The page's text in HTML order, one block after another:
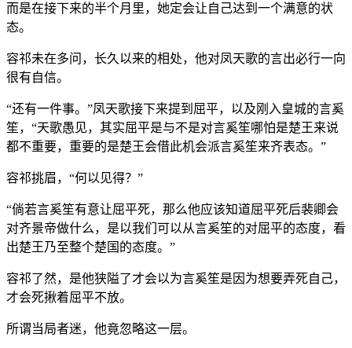
而是在接下来的半个月里，她定会让自己达到一个满意的状
态。
容祁未在多问，长久以来的相处，他对凤天歌的言出必行一向
很有自信。
“还有一件事。”凤天歌接下来提到屈平，以及刚入皇城的言奚
笙，“天歌愚见，其实屈平是与不是对言奚笙哪怕是楚王来说
都不重要，重要的是楚王会借此机会派言奚笙来齐表态。”
容祁挑眉，“何以见得？”
“倘若言奚笙有意让屈平死，那么他应该知道屈平死后裴卿会
对齐景帝做什么，是以我们可以从言奚笙的对屈平的态度，看
出楚王乃至整个楚国的态度。”
容祁了然，是他狭隘了才会以为言奚笙是因为想要弄死自己，
才会死揪着屈平不放。
所谓当局者迷，他竟忽略这一层。